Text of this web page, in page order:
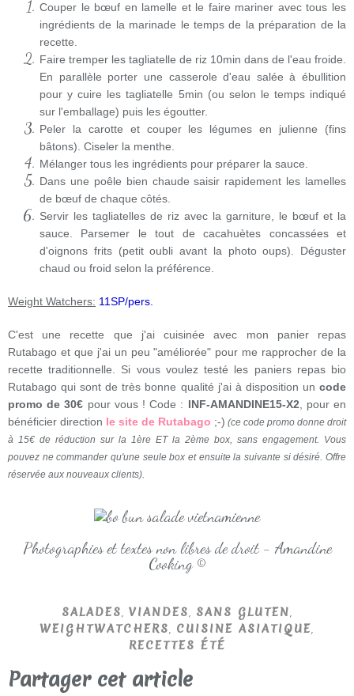
Couper le bœuf en lamelle et le faire mariner avec tous les
ingrédients de la marinade le temps de la préparation de la
recette.
Faire tremper les tagliatelle de riz 10min dans de l'eau froide.
En parallèle porter une casserole d'eau salée à ébullition
pour y cuire les tagliatelle 5min (ou selon le temps indiqué
sur l'emballage) puis les égoutter.
Peler la carotte et couper les légumes en julienne (fins
bâtons). Ciseler la menthe.
Mélanger tous les ingrédients pour préparer la sauce.
Dans une poêle bien chaude saisir rapidement les lamelles
de bœuf de chaque côtés.
Servir les tagliatelles de riz avec la garniture, le bœuf et la
sauce. Parsemer le tout de cacahuètes concassées et
d'oignons frits (petit oubli avant la photo oups). Déguster
chaud ou froid selon la préférence.
Weight Watchers: 11SP/pers.
C'est une recette que j'ai cuisinée avec mon panier repas
Rutabago et que j'ai un peu "améliorée" pour me rapprocher de la
recette traditionnelle. Si vous voulez testé les paniers repas bio
Rutabago qui sont de très bonne qualité j'ai à disposition un code
promo de 30€ pour vous ! Code : INF-AMANDINE15-X2, pour en
bénéficier direction le site de Rutabago ;-) (ce code promo donne droit
à 15€ de réduction sur la 1ère ET la 2ème box, sans engagement. Vous
pouvez ne commander qu'une seule box et ensuite la suivante si désiré. Offre
réservée aux nouveaux clients).
Photographies et textes non libres de droit - Amandine
Cooking ©
SALADES, VIANDES, SANS GLUTEN,
WEIGHTWATCHERS, CUISINE ASIATIQUE,
RECETTES ÉTÉ
Partager cet article